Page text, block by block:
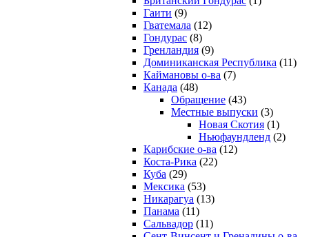
Гаити (9)
Гватемала (12)
Гондурас (8)
Гренландия (9)
Доминиканская Республика (11)
Каймановы о-ва (7)
Канада (48)
Обращение (43)
Местные выпуски (3)
Новая Скотия (1)
Ньюфаундленд (2)
Карибские о-ва (12)
Коста-Рика (22)
Куба (29)
Мексика (53)
Никарагуа (13)
Панама (11)
Сальвадор (11)